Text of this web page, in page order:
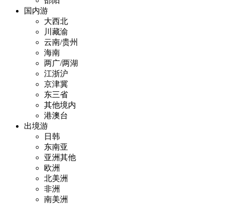
国内游
大西北
川藏渝
云南/贵州
海南
两广/两湖
江浙沪
京津冀
东三省
其他境内
港澳台
出境游
日韩
东南亚
亚洲其他
欧洲
北美洲
非洲
南美洲